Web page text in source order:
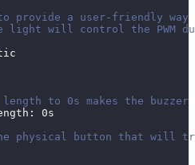
provide a user-friendly way
will control the PWM
to 0s makes the
:
0s
physical button that will